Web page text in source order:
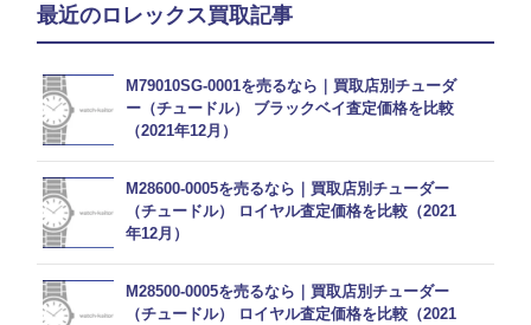
最近のロレックス買取記事
M79010SG-0001を売るなら｜買取店別チューダ
ー（チュードル） ブラックベイ査定価格を比較
（2021年12月）
M28600-0005を売るなら｜買取店別チューダー
（チュードル） ロイヤル査定価格を比較（2021
年12月）
M28500-0005を売るなら｜買取店別チューダー
（チュードル） ロイヤル査定価格を比較（2021